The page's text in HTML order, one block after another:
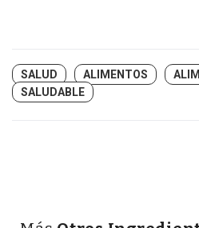
SALUD ALIMENTOS
SALUDABLE